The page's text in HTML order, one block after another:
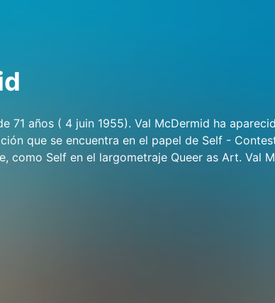
71 años ( 4 juin 1955). Val McDermid ha
que se encuentra en el papel de Self -
como Self en el largometraje Queer as Art. Val